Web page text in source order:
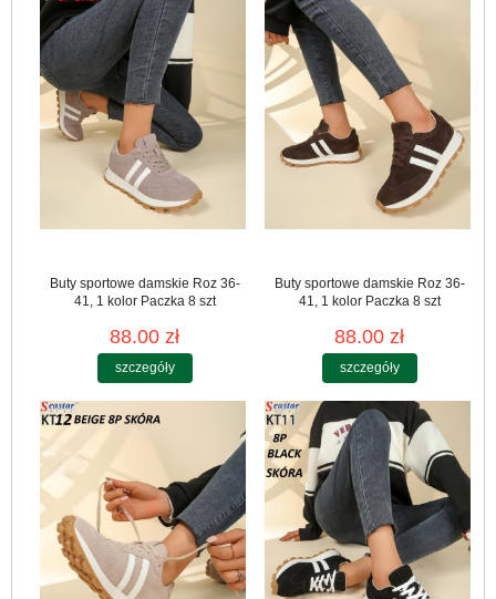
Buty sportowe damskie Roz 36-
41, 1 kolor Paczka 8 szt
88.00 zł
szczegóły
Buty sportowe damskie Roz 36-
41, 1 kolor Paczka 8 szt
88.00 zł
szczegóły